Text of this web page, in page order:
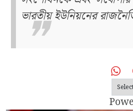
ভারতীয় ইউনিয়নের